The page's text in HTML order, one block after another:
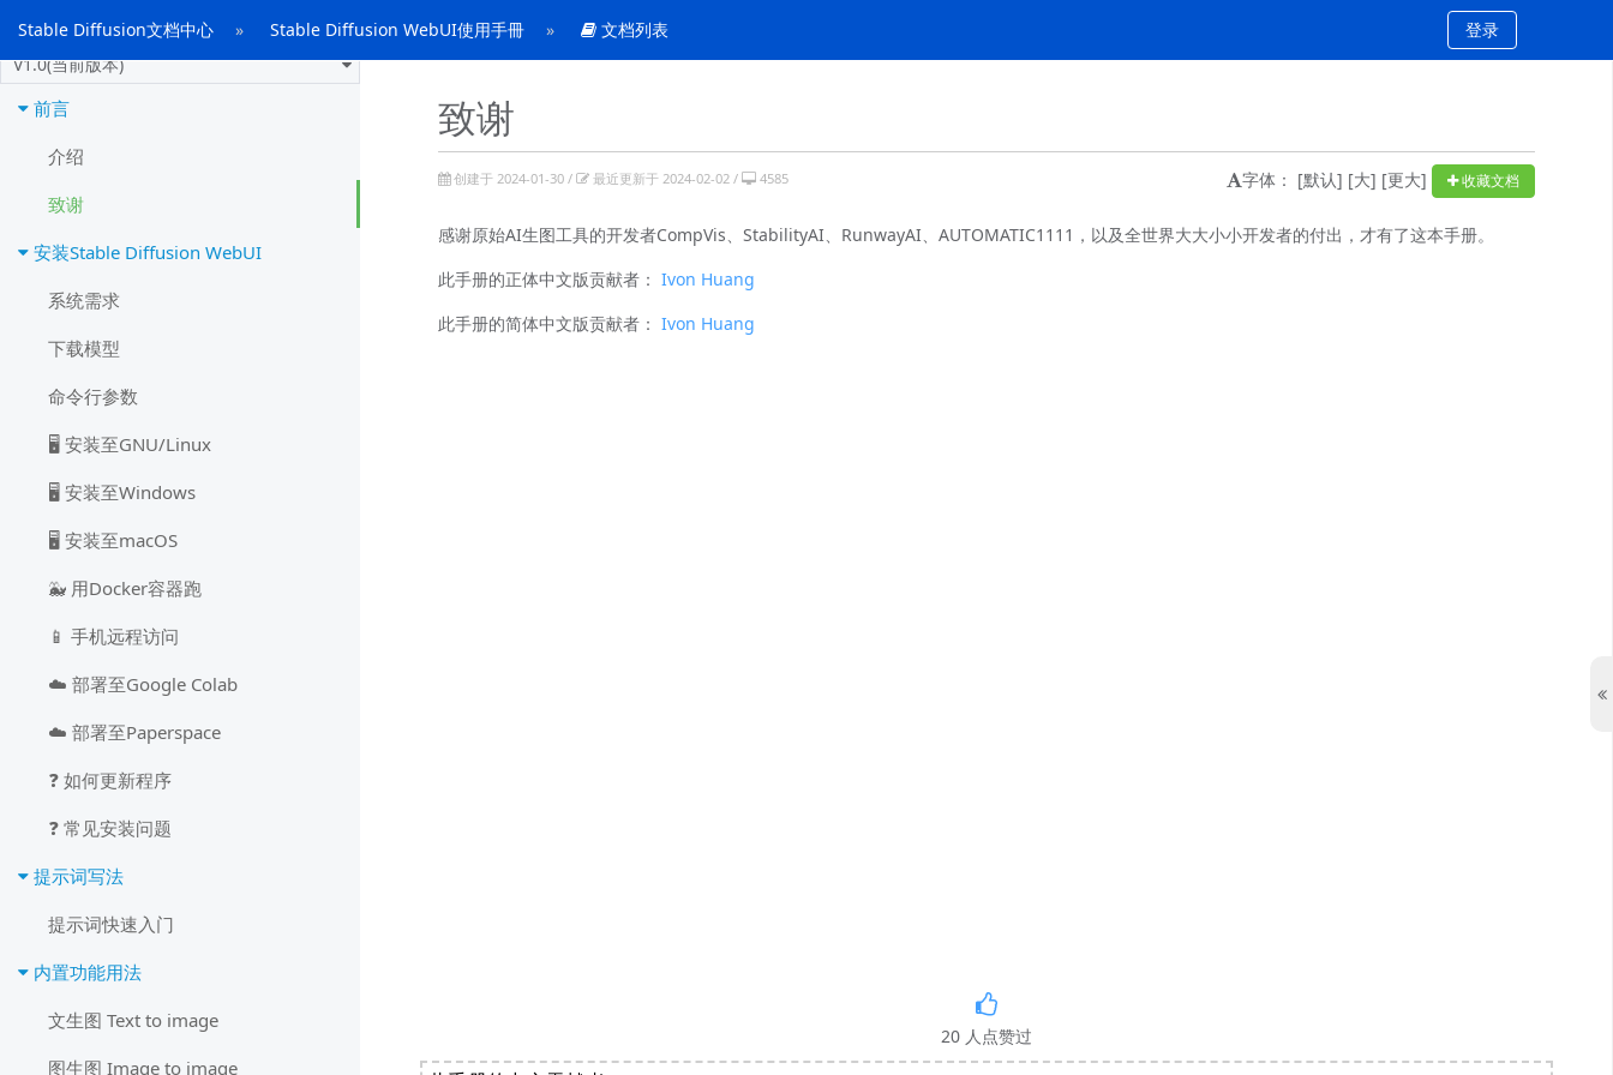
Stable Diffusion文档中心 Stable Diffusion WebUI使用手冊 文档列表 登录
V1.0(当前版本)
前言
介绍
致谢
安装Stable Diffusion WebUI
系统需求
下载模型
命令行参数
🖥️ 安装至GNU/Linux
🖥️ 安装至Windows
🖥️ 安装至macOS
🐳 用Docker容器跑
📱 手机远程访问
☁️ 部署至Google Colab
☁️ 部署至Paperspace
❓ 如何更新程序
❓ 常见安装问题
提示词写法
提示词快速入门
内置功能用法
文生图 Text to image
图生图 Image to image
致谢
创建于 2024-01-30 / 最近更新于 2024-02-02 / 4585 字体： [默认] [大] [更大] 收藏文档
感谢原始AI生图工具的开发者CompVis、StabilityAI、RunwayAI、AUTOMATIC1111，以及全世界大大小小开发者的付出，才有了这本手册。
此手册的正体中文版贡献者： Ivon Huang
此手册的简体中文版贡献者： Ivon Huang
20 人点赞过